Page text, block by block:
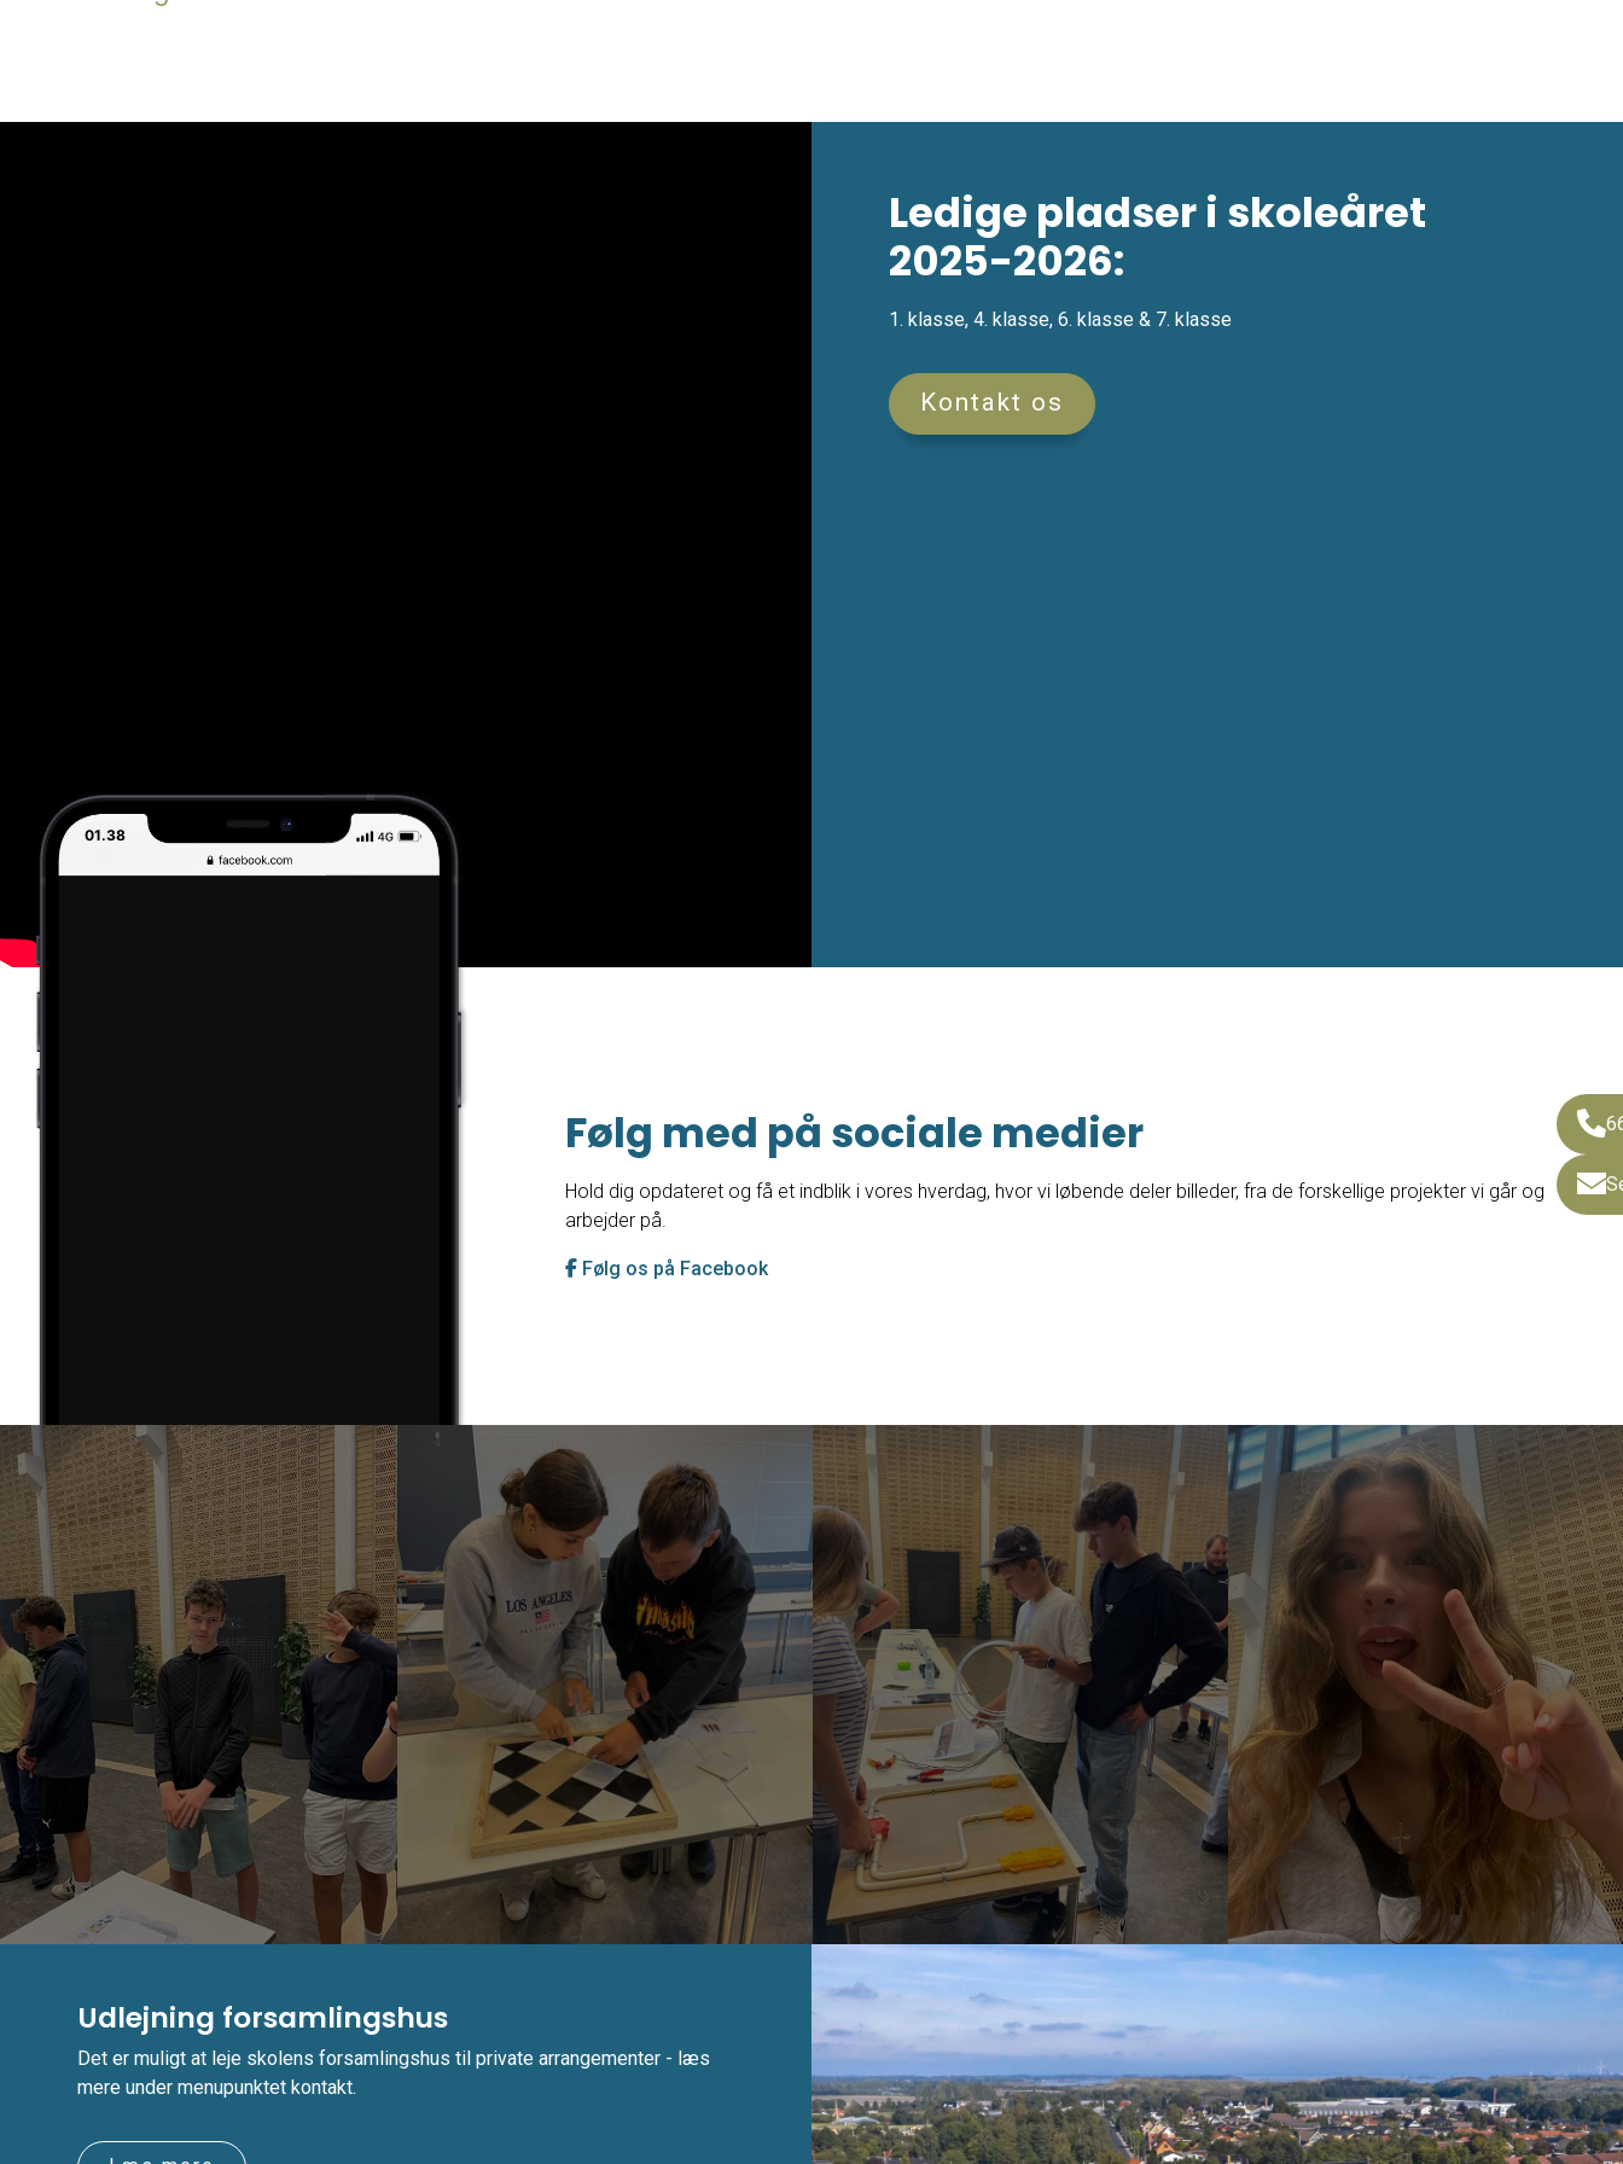
Ledige pladser i skoleåret
2025-2026:
1. klasse, 4. klasse, 6. klasse & 7. klasse
Kontakt os
Følg med på sociale medier
Hold dig opdateret og få et indblik i vores hverdag, hvor vi løbende deler billeder, fra de forskellige projekter vi går og
arbejder på.
Følg os på Facebook
01.38
Udlejning forsamlingshus
Det er muligt at leje skolens forsamlingshus til private arrangementer - læs
mere under menupunktet kontakt.